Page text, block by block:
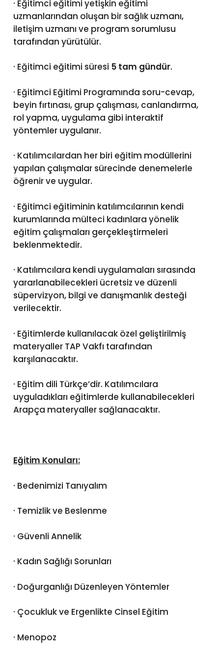
· Eğitimci eğitimi yetişkin eğitimi
uzmanlarından oluşan bir sağlık uzmanı,
iletişim uzmanı ve program sorumlusu
tarafından yürütülür.
· Eğitimci eğitimi süresi 5 tam gündür.
· Eğitimci Eğitimi Programında soru-cevap,
beyin fırtınası, grup çalışması, canlandırma,
rol yapma, uygulama gibi interaktif
yöntemler uygulanır.
· Katılımcılardan her biri eğitim modüllerini
yapılan çalışmalar sürecinde denemelerle
öğrenir ve uygular.
· Eğitimci eğitiminin katılımcılarının kendi
kurumlarında mülteci kadınlara yönelik
eğitim çalışmaları gerçekleştirmeleri
beklenmektedir.
· Katılımcılara kendi uygulamaları sırasında
yararlanabilecekleri ücretsiz ve düzenli
süpervizyon, bilgi ve danışmanlık desteği
verilecektir.
· Eğitimlerde kullanılacak özel geliştirilmiş
materyaller TAP Vakfı tarafından
karşılanacaktır.
· Eğitim dili Türkçe’dir. Katılımcılara
uyguladıkları eğitimlerde kullanabilecekleri
Arapça materyaller sağlanacaktır.
Eğitim Konuları:
· Bedenimizi Tanıyalım
· Temizlik ve Beslenme
· Güvenli Annelik
· Kadın Sağlığı Sorunları
· Doğurganlığı Düzenleyen Yöntemler
· Çocukluk ve Ergenlikte Cinsel Eğitim
· Menopoz